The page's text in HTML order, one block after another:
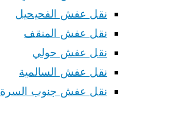
نقل عفش الفحيحيل
نقل عفش المنقف
نقل عفش حولي
نقل عفش السالمية
نقل عفش جنوب السرة